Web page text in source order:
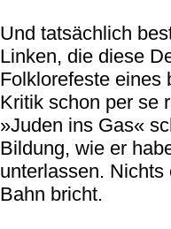
Und tatsächlich
Linken, die diese
Folklorefeste eines
Kritik schon per se
»Juden ins Gas«
Bildung, wie er
unterlassen.
Bahn bricht.